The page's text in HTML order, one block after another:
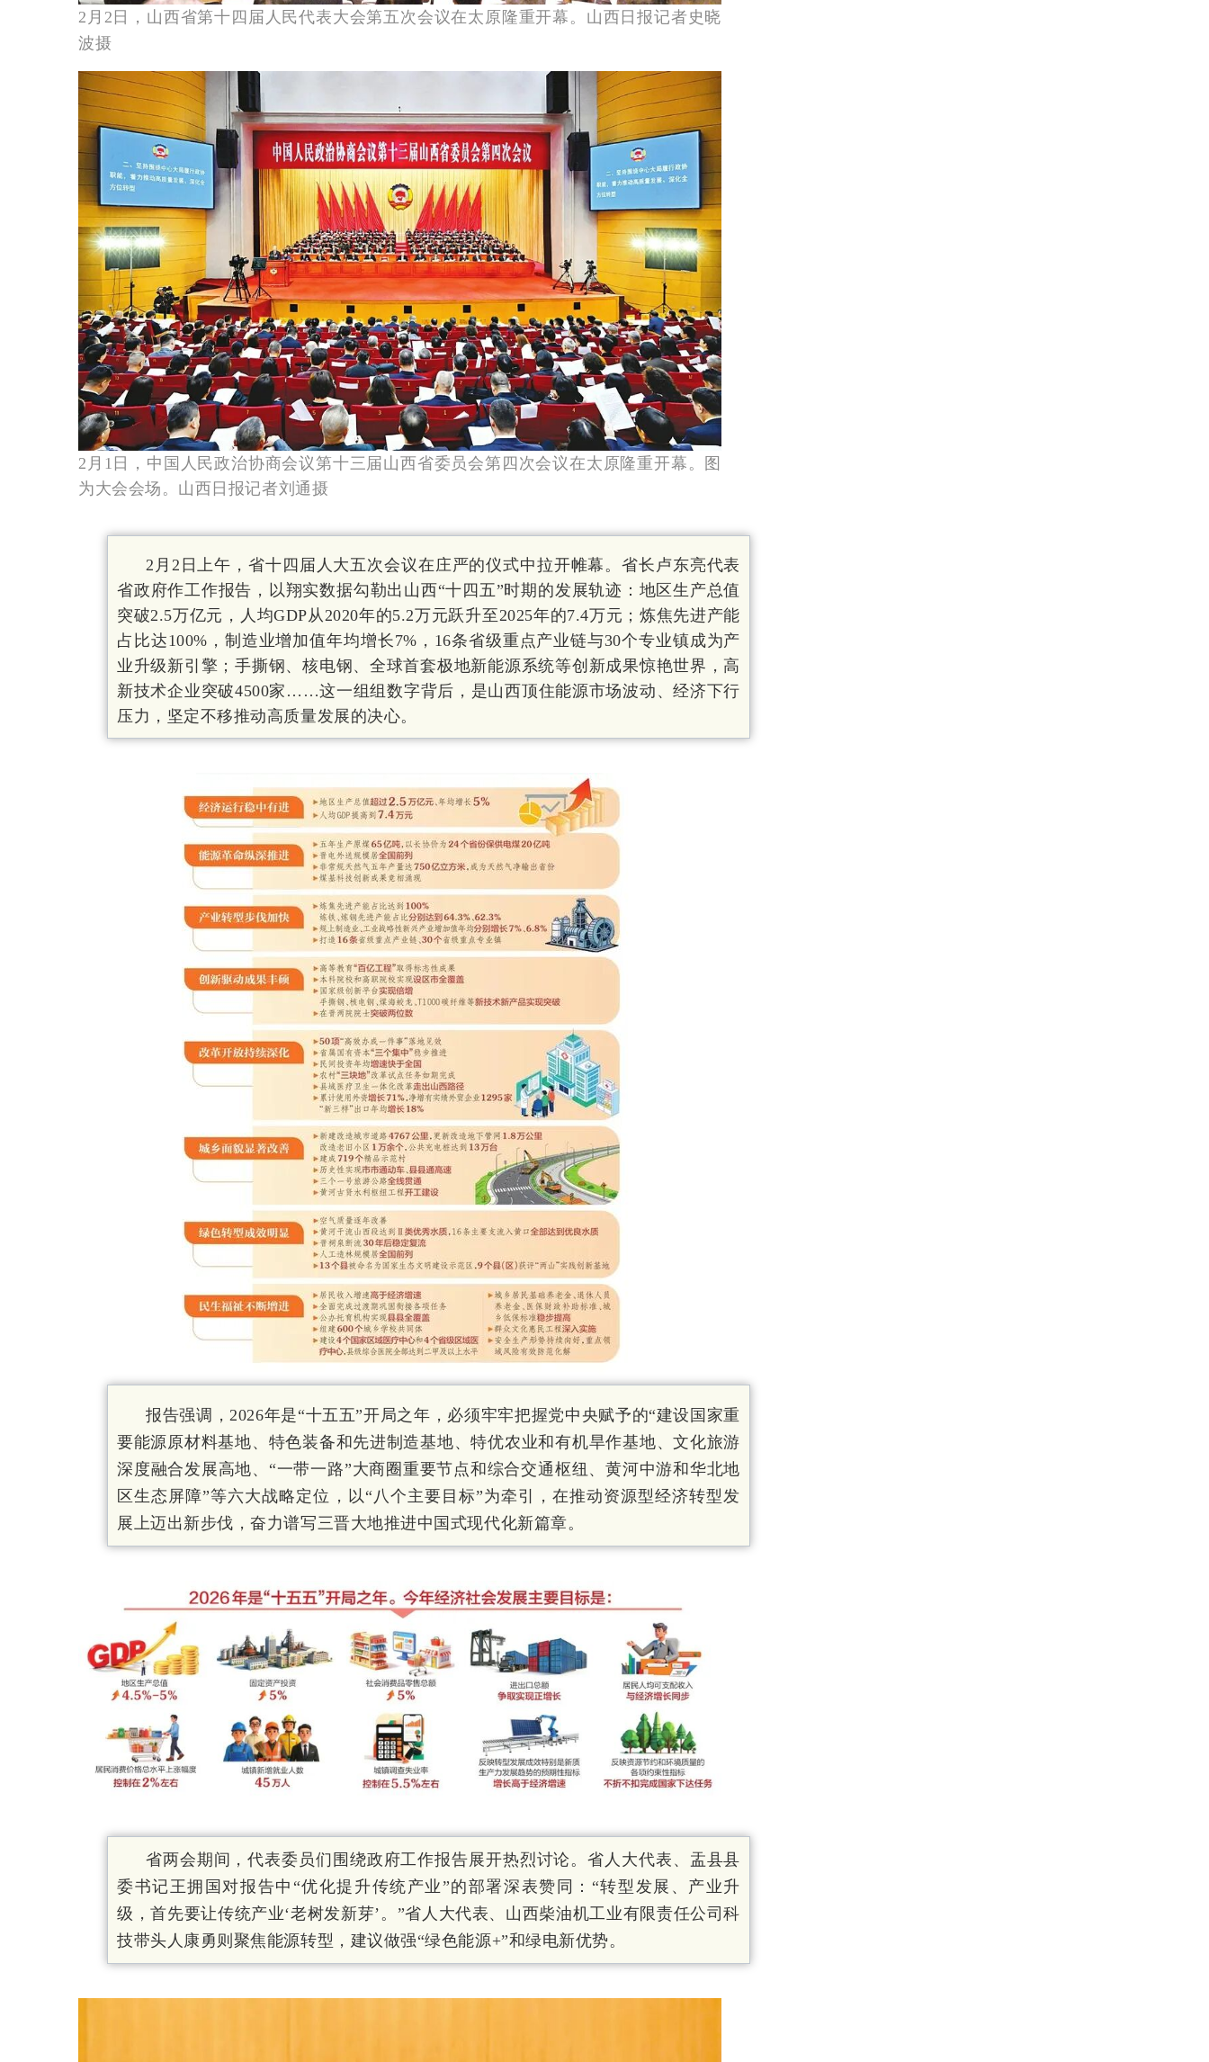
2月2日，山西省第十四届人民代表大会第五次会议在太原隆重开幕。山西日报记者史晓
波摄
2月1日，中国人民政治协商会议第十三届山西省委员会第四次会议在太原隆重开幕。图
为大会会场。 山西日报记者刘通摄
2月2日上午，省十四届人大五次会议在庄严的仪式中拉开帷幕。省长卢东亮代表
省政府作工作报告，以翔实数据勾勒出山西“十四五”时期的发展轨迹：地区生产总值
突破2.5万亿元，人均GDP从2020年的5.2万元跃升至2025年的7.4万元；炼焦先进产能
占比达100%，制造业增加值年均增长7%，16条省级重点产业链与30个专业镇成为产
业升级新引擎；手撕钢、核电钢、全球首套极地新能源系统等创新成果惊艳世界，高
新技术企业突破4500家……这一组组数字背后，是山西顶住能源市场波动、经济下行
压力，坚定不移推动高质量发展的决心。
报告强调，2026年是“十五五”开局之年，必须牢牢把握党中央赋予的“建设国家重
要能源原材料基地、特色装备和先进制造基地、特优农业和有机旱作基地、文化旅游
深度融合发展高地、“一带一路”大商圈重要节点和综合交通枢纽、黄河中游和华北地
区生态屏障”等六大战略定位，以“八个主要目标”为牵引，在推动资源型经济转型发
展上迈出新步伐，奋力谱写三晋大地推进中国式现代化新篇章。
省两会期间，代表委员们围绕政府工作报告展开热烈讨论。省人大代表、盂县县
委书记王拥国对报告中“优化提升传统产业”的部署深表赞同：“转型发展、产业升
级，首先要让传统产业‘老树发新芽’。”省人大代表、山西柴油机工业有限责任公司科
技带头人康勇则聚焦能源转型，建议做强“绿色能源+”和绿电新优势。